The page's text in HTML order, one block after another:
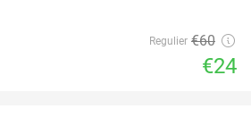
Regulier €60
€24